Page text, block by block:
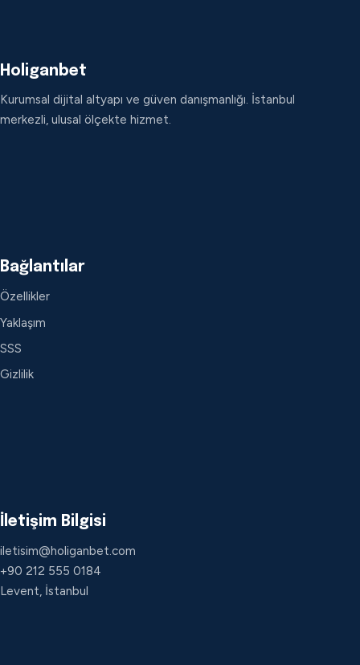
Holiganbet
Kurumsal dijital altyapı ve güven danışmanlığı. İstanbul
merkezli, ulusal ölçekte hizmet.
Bağlantılar
Özellikler
Yaklaşım
SSS
Gizlilik
İletişim Bilgisi
iletisim@holiganbet.com
+90 212 555 0184
Levent, İstanbul